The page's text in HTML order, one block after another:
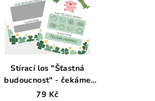
Stírací los "Šťastná
budoucnost" - čekáme
miminko
79 Kč